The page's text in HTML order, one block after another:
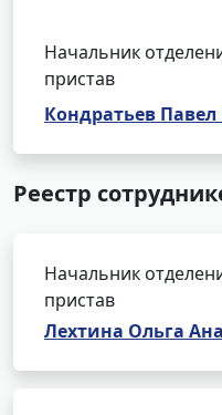
Начальник
пристав
Кондратьев
Реестр
Начальник
пристав
Лехтина Ольга